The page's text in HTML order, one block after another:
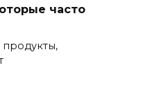
часто